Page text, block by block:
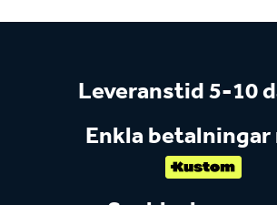
Leveranstid 5-10
Enkla betalningar